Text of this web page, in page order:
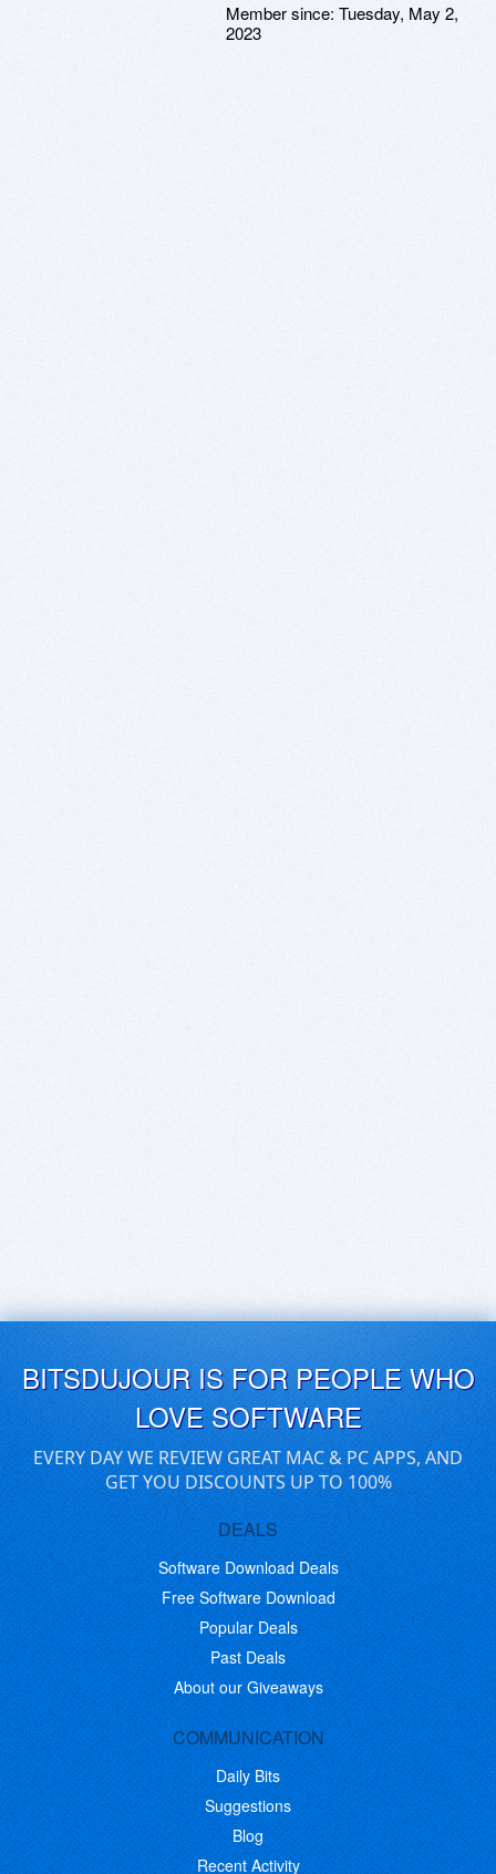
Member since: Tuesday, May 2,
2023
BITSDUJOUR IS FOR PEOPLE WHO
LOVE SOFTWARE
EVERY DAY WE REVIEW GREAT MAC & PC APPS, AND
GET YOU DISCOUNTS UP TO 100%
DEALS
Software Download Deals
Free Software Download
Popular Deals
Past Deals
About our Giveaways
COMMUNICATION
Daily Bits
Suggestions
Blog
Recent Activity